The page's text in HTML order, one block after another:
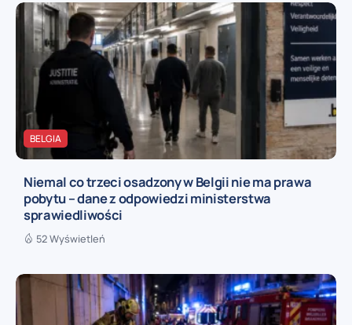
BELGIA
Niemal co trzeci osadzony w Belgii nie ma prawa
pobytu – dane z odpowiedzi ministerstwa
sprawiedliwości
52 Wyświetleń